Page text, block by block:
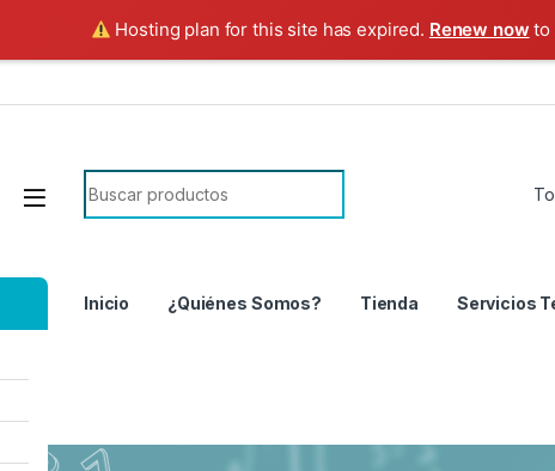
Hosting plan for this site has expired. Renew now to
Inicio ¿Quiénes Somos? Tienda Servicios